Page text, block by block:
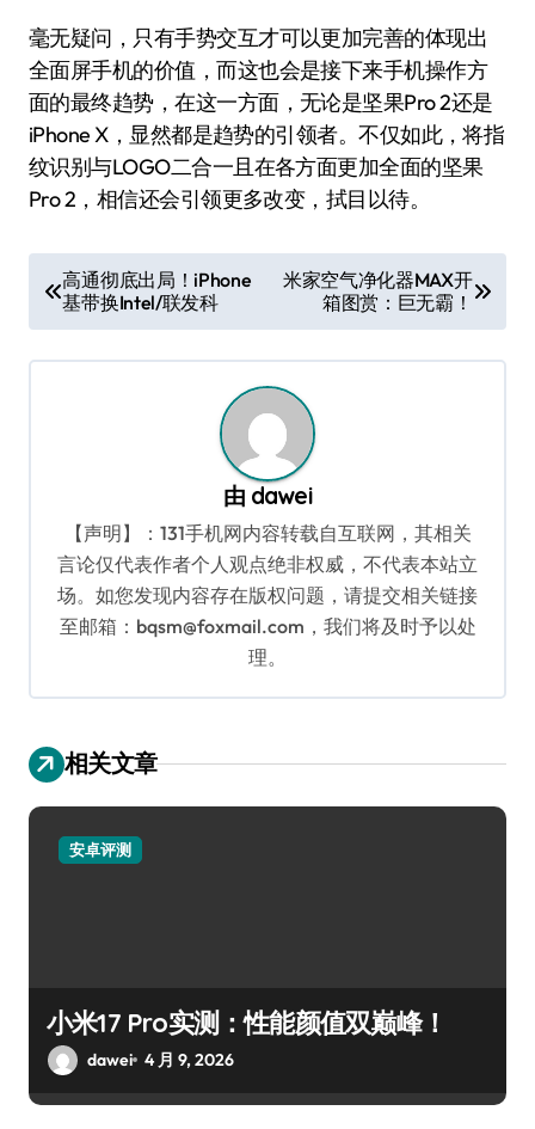
毫无疑问，只有手势交互才可以更加完善的体现出
全面屏手机的价值，而这也会是接下来手机操作方
面的最终趋势，在这一方面，无论是坚果Pro 2还是
iPhone X，显然都是趋势的引领者。不仅如此，将指
纹识别与LOGO二合一且在各方面更加全面的坚果
Pro 2，相信还会引领更多改变，拭目以待。
章
导
高通彻底出局！iPhone
基带换Intel/联发科
米家空气净化器MAX开
箱图赏：巨无霸！
由 dawei
【声明】：131手机网内容转载自互联网，其相关
言论仅代表作者个人观点绝非权威，不代表本站立
场。如您发现内容存在版权问题，请提交相关链接
至邮箱：bqsm@foxmail.com，我们将及时予以处
理。
相关文章
安卓评测
小米17 Pro实测：性能颜值双巅峰！
dawei 4 月 9, 2026